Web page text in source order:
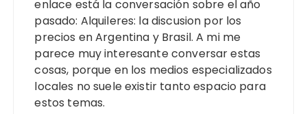
enlace está la conversación sobre el año
pasado: Alquileres: la discusion por los
precios en Argentina y Brasil. A mi me
parece muy interesante conversar estas
cosas, porque en los medios especializados
locales no suele existir tanto espacio para
estos temas.